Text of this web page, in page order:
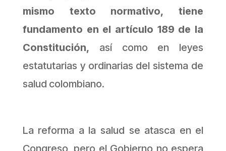
mismo texto normativo,
tiene
fundamento en el artículo 189 de la
Constitución, así como en leyes
estatutarias y ordinarias del sistema de
salud colombiano.
La reforma a la salud se atasca en el